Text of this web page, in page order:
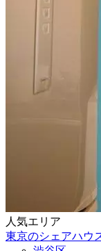
人気エリア
東京のシェアハウ